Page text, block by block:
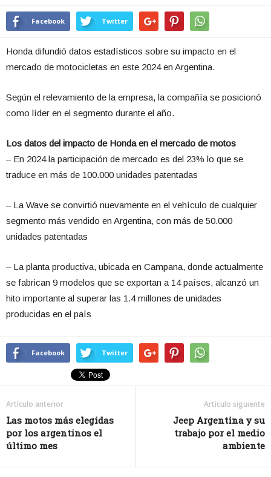
Facebook Twitter
Honda difundió datos estadísticos sobre su impacto en el
mercado de motocicletas en este 2024 en Argentina.
Según el relevamiento de la empresa, la compañía se posicionó
como líder en el segmento durante el año.
Los datos del impacto de Honda en el mercado de motos
– En 2024 la participación de mercado es del 23% lo que se
traduce en más de 100.000 unidades patentadas
– La Wave se convirtió nuevamente en el vehículo de cualquier
segmento más vendido en Argentina, con más de 50.000
unidades patentadas
– La planta productiva, ubicada en Campana, donde actualmente
se fabrican 9 modelos que se exportan a 14 países, alcanzó un
hito importante al superar las 1.4 millones de unidades
producidas en el país
Facebook Twitter
Artículo anterior
Las motos más elegidas
por los argentinos el
último mes
Artículo siguiente
Jeep Argentina y su
trabajo por el medio
ambiente